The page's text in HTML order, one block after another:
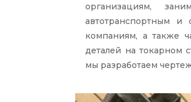
организациям,
автотранспортным и
компаниям, а также
деталей на токарном
мы разработаем